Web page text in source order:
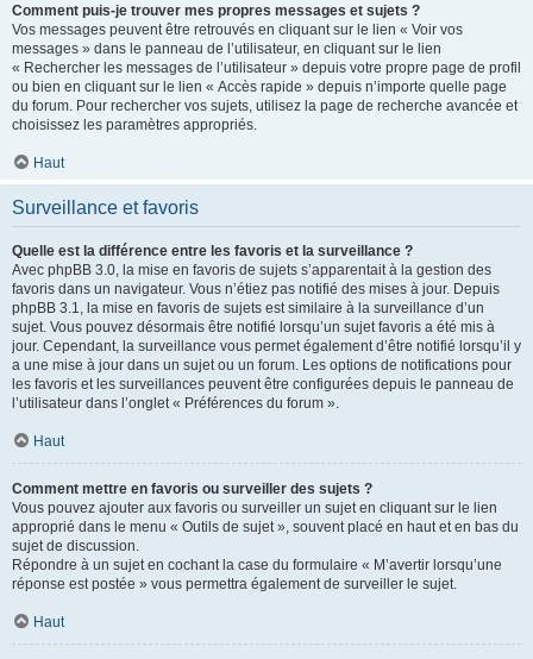
Comment puis-je trouver mes propres messages et sujets ?
Vos messages peuvent être retrouvés en cliquant sur le lien « Voir vos
messages » dans le panneau de l’utilisateur, en cliquant sur le lien
« Rechercher les messages de l’utilisateur » depuis votre propre page de profil
ou bien en cliquant sur le lien « Accès rapide » depuis n’importe quelle page
du forum. Pour rechercher vos sujets, utilisez la page de recherche avancée et
choisissez les paramètres appropriés.
Haut
Surveillance et favoris
Quelle est la différence entre les favoris et la surveillance ?
Avec phpBB 3.0, la mise en favoris de sujets s’apparentait à la gestion des
favoris dans un navigateur. Vous n’étiez pas notifié des mises à jour. Depuis
phpBB 3.1, la mise en favoris de sujets est similaire à la surveillance d’un
sujet. Vous pouvez désormais être notifié lorsqu’un sujet favoris a été mis à
jour. Cependant, la surveillance vous permet également d’être notifié lorsqu’il y
a une mise à jour dans un sujet ou un forum. Les options de notifications pour
les favoris et les surveillances peuvent être configurées depuis le panneau de
l’utilisateur dans l’onglet « Préférences du forum ».
Haut
Comment mettre en favoris ou surveiller des sujets ?
Vous pouvez ajouter aux favoris ou surveiller un sujet en cliquant sur le lien
approprié dans le menu « Outils de sujet », souvent placé en haut et en bas du
sujet de discussion.
Répondre à un sujet en cochant la case du formulaire « M’avertir lorsqu’une
réponse est postée » vous permettra également de surveiller le sujet.
Haut